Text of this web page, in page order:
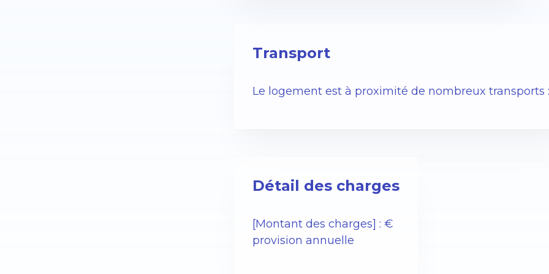
Transport
Le logement est à proximité de nombreux transports :
Détail des charges
[Montant des charges] : €
provision annuelle